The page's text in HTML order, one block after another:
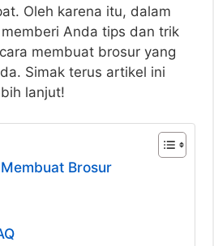
Oleh karena itu, dalam
Anda tips dan trik
membuat brosur yang
Simak terus artikel ini
lanjut!
Brosur